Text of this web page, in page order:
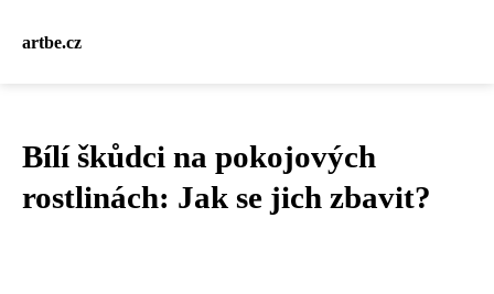
artbe.cz
Bílí škůdci na pokojových
rostlinách: Jak se jich zbavit?